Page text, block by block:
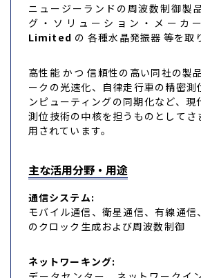
ニュージーランドの周波数制御製
グ・ソリューション・メーカ
Limited の 各種水晶発振器 等を取
高性能 かつ 信頼性の高い同社の製
ークの光速化、自律走行車の精密測
ンピューティングの同期化など、現
測位技術の中核を担うものとしてさ
用されています。
主な活用分野・用途
通信システム:
モバイル通信、衛星通信、有線通信
のクロック生成および周波数制御
ネットワーキング: